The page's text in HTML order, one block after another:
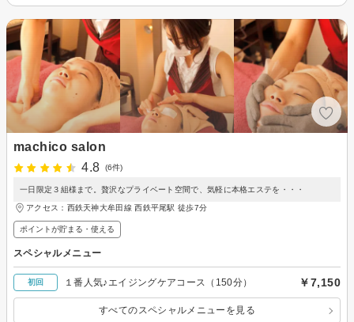
machico salon
4.8
(6件)
一日限定３組様まで。贅沢なプライベート空間で、気軽に本格エステを・・・
アクセス：西鉄天神大牟田線 西鉄平尾駅 徒歩7分
ポイントが貯まる・使える
スペシャルメニュー
初回 １番人気♪エイジングケアコース（150分） ￥7,150
すべてのスペシャルメニューを見る